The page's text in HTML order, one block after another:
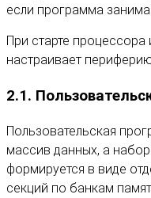
если программа
При старте
настраивает
2.1.
Пользовательская
массив данных, а
формируется в виде
секций по банкам